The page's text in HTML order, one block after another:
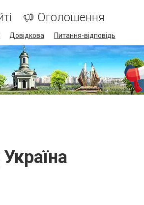
Оголошення
Довідкова Питання-відповідь